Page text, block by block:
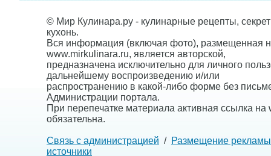
© Мир Кулинара.ру - кулинарные рецепты,
кухонь.
Вся информация (включая фото), размещенная
www.mirkulinara.ru, является авторской,
предназначена исключительно для личного
дальнейшему воспроизведению и/или
распространению в какой-либо форме без
Администрации портала.
При перепечатке материала активная ссылка на
обязательна.
Связь с администрацией / Размещение рекламы
источники